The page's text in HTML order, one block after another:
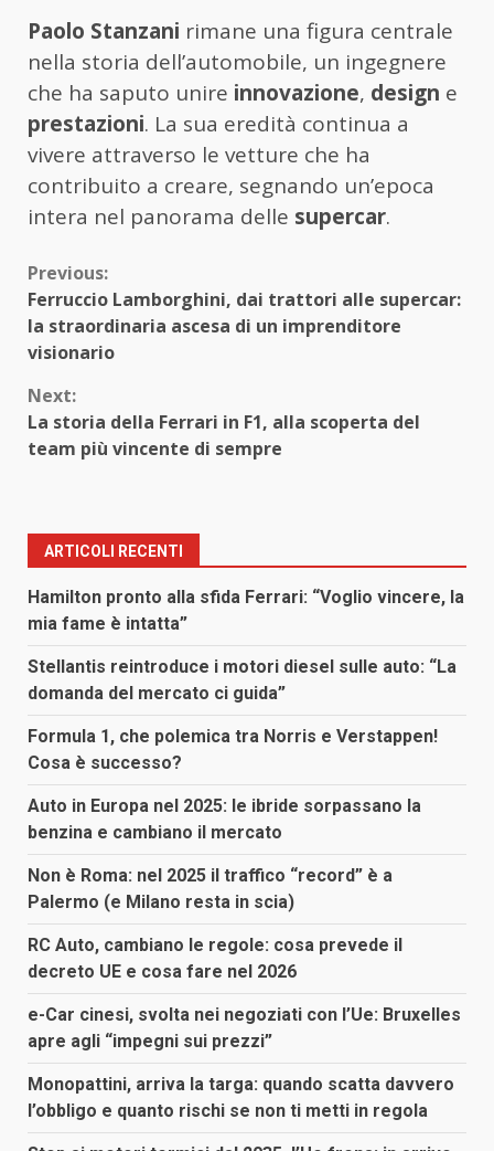
Paolo Stanzani rimane una figura centrale
nella storia dell’automobile, un ingegnere
che ha saputo unire innovazione, design e
prestazioni. La sua eredità continua a
vivere attraverso le vetture che ha
contribuito a creare, segnando un’epoca
intera nel panorama delle supercar.
Continue
Reading
Previous:
Ferruccio Lamborghini, dai trattori alle supercar:
la straordinaria ascesa di un imprenditore
visionario
Next:
La storia della Ferrari in F1, alla scoperta del
team più vincente di sempre
ARTICOLI RECENTI
Hamilton pronto alla sfida Ferrari: “Voglio vincere, la
mia fame è intatta”
Stellantis reintroduce i motori diesel sulle auto: “La
domanda del mercato ci guida”
Formula 1, che polemica tra Norris e Verstappen!
Cosa è successo?
Auto in Europa nel 2025: le ibride sorpassano la
benzina e cambiano il mercato
Non è Roma: nel 2025 il traffico “record” è a
Palermo (e Milano resta in scia)
RC Auto, cambiano le regole: cosa prevede il
decreto UE e cosa fare nel 2026
e-Car cinesi, svolta nei negoziati con l’Ue: Bruxelles
apre agli “impegni sui prezzi”
Monopattini, arriva la targa: quando scatta davvero
l’obbligo e quanto rischi se non ti metti in regola